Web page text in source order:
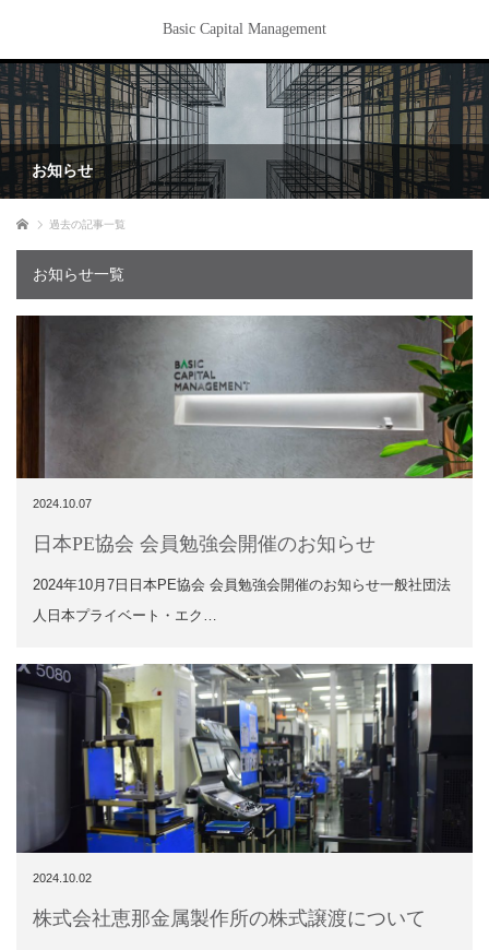
Basic Capital Management
お知らせ
ホーム 過去の記事一覧
お知らせ一覧
2024.10.07
日本PE協会 会員勉強会開催のお知らせ
2024年10月7日日本PE協会 会員勉強会開催のお知らせ一般社団法
人日本プライベート・エク…
2024.10.02
株式会社恵那金属製作所の株式譲渡について